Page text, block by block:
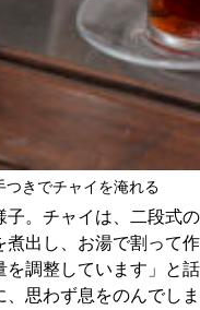
つきでチャイを淹れる
子。チャイは、二段式の
煮出し、お湯で割って作
を調整しています」と話
思わず息をのんでしま